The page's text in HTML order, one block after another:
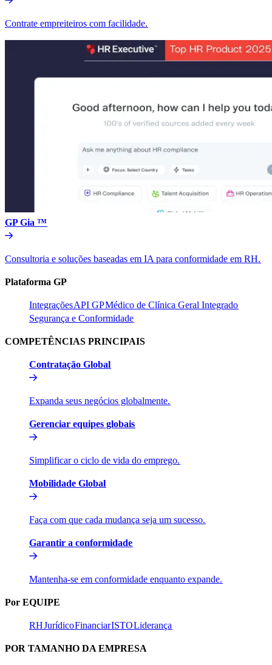
Contrate empreiteiros com facilidade.​​
GP Gia ™​​
Consultoria e soluções baseadas em IA para conformidade em RH.​​
Plataforma GP​​
Integrações​​API GP​​Médico de Clínica Geral Integrado​​
Segurança e Conformidade​​
COMPETÊNCIAS PRINCIPAIS​​
Contratação Global​​
Expanda seus negócios globalmente.​​
Gerenciar equipes globais​​
Simplificar o ciclo de vida do emprego.​​
Mobilidade Global​​
Faça com que cada mudança seja um sucesso.​​
Garantir a conformidade​​
Mantenha-se em conformidade enquanto expande.​​
Por EQUIPE​​
RH​​Jurídico​​Financiar​​ISTO​​Liderança​​
POR TAMANHO DA EMPRESA​​